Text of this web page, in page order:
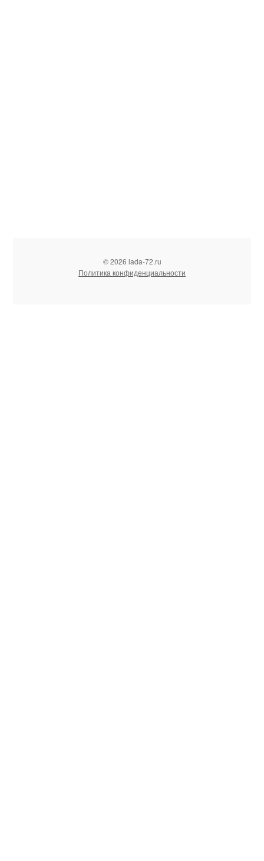
© 2026 lada-72.ru
Политика конфиденциальности